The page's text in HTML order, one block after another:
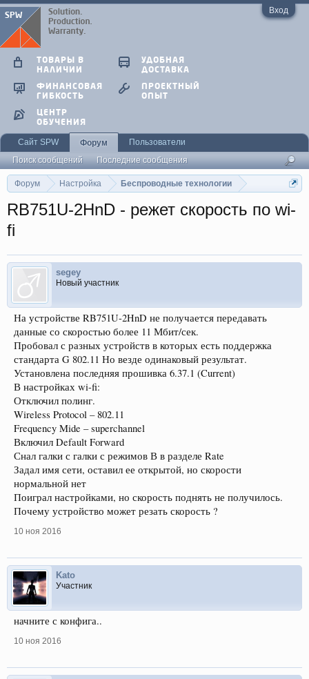
Вход
Форум Настройка Беспроводные технологии
RB751U-2HnD - режет скорость по wi-
fi
segey
Новый участник
На устройстве RB751U-2HnD не получается передавать
данные со скоростью более 11 Мбит/сек.
Пробовал с разных устройств в которых есть поддержка
стандарта G 802.11 Но везде одинаковый результат.
Установлена последняя прошивка 6.37.1 (Current)
В настройках wi-fi:
Отключил полинг.
Wireless Protocol – 802.11
Frequency Mide – superchannel
Включил Default Forward
Снал галки с галки с режимов В в разделе Rate
Задал имя сети, оставил ее открытой, но скорости
нормальной нет
Поиграл настройками, но скорость поднять не получилось.
Почему устройство может резать скорость ?
10 ноя 2016
Kato
Участник
начните с конфига..
10 ноя 2016
ТОВАРЫ В
НАЛИЧИИ
УДОБНАЯ
ДОСТАВКА
ФИНАНСОВАЯ
ГИБКОСТЬ
ПРОЕКТНЫЙ
ОПЫТ
ЦЕНТР
ОБУЧЕНИЯ
Сайт SPW
Форум
Поиск сообщений
Последние сообщения
Пользователи